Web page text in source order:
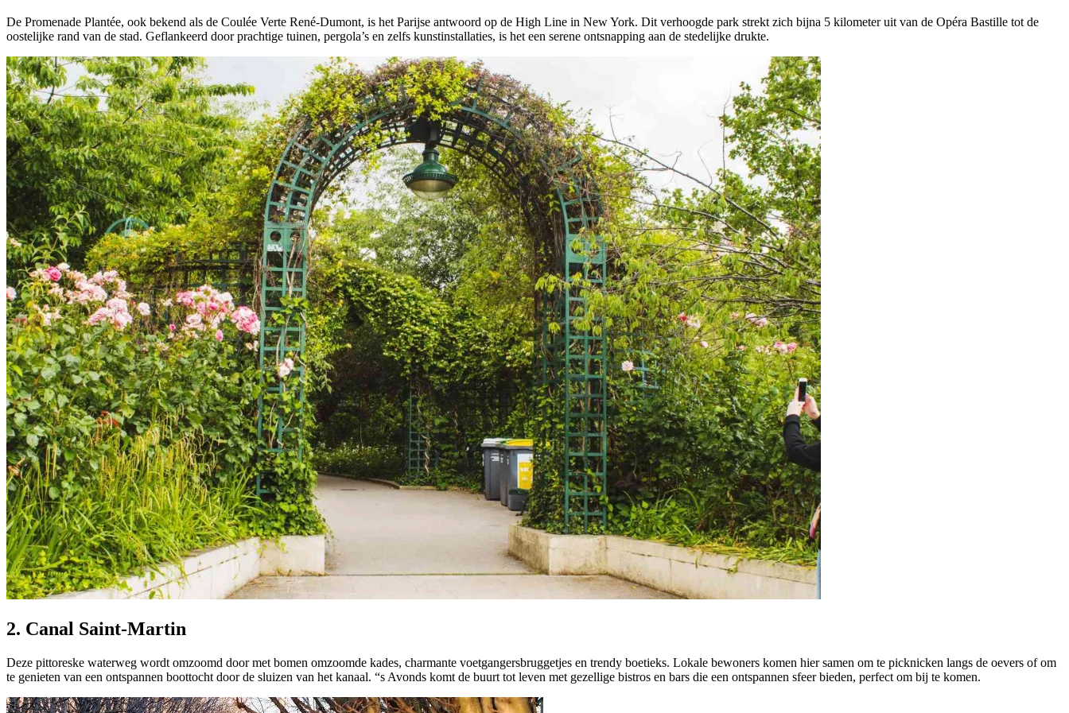
De Promenade Plantée, ook bekend als de Coulée Verte René-Dumont, is het Parijse antwoord op de High Line in New York. Dit verhoogde park strekt zich bijna 5 kilometer uit van de Opéra Bastille tot de
oostelijke rand van de stad. Geflankeerd door prachtige tuinen, pergola’s en zelfs kunstinstallaties, is het een serene ontsnapping aan de stedelijke drukte.
2. Canal Saint-Martin
Deze pittoreske waterweg wordt omzoomd door met bomen omzoomde kades, charmante voetgangersbruggetjes en trendy boetieks. Lokale bewoners komen hier samen om te picknicken langs de oevers of om
te genieten van een ontspannen boottocht door de sluizen van het kanaal. “s Avonds komt de buurt tot leven met gezellige bistros en bars die een ontspannen sfeer bieden, perfect om bij te komen.